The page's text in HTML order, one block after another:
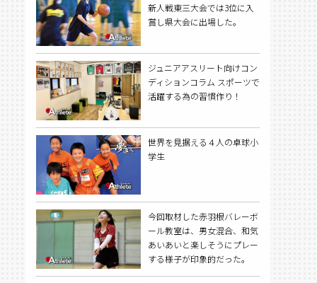
新人戦東三大会では3位に入
賞し県大会に出場した。
ジュニアアスリート向けコン
ディションコラム スポーツで
活躍する為の習慣作り！
世界を見据える４人の卓球小
学生
今回取材した赤羽根バレーボ
ール教室は、男女混合、和気
あいあいと楽しそうにプレー
する様子が印象的だった。